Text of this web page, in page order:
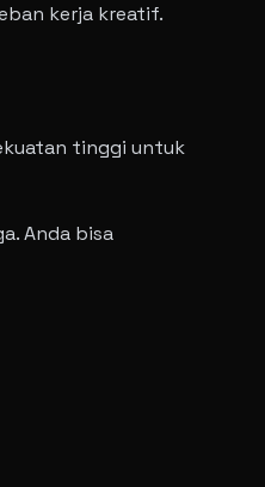
kerja kreatif.
tinggi untuk
Anda bisa